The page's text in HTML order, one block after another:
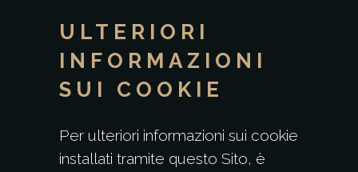
ULTERIORI
INFORMAZIONI
SUI COOKIE
Per ulteriori informazioni sui cookie
installati tramite questo Sito, è